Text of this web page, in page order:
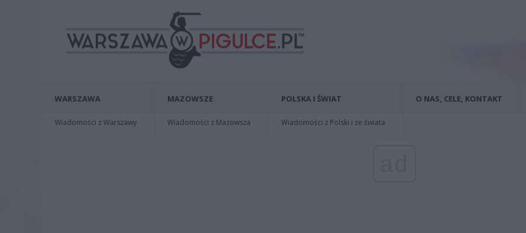
WARSZAWA
Wiadomości z Warszawy
MAZOWSZE
Wiadomości z Mazowsza
POLSKA I ŚWIAT
Wiadomości z Polski i ze świata
O NAS, CELE, KONTAKT